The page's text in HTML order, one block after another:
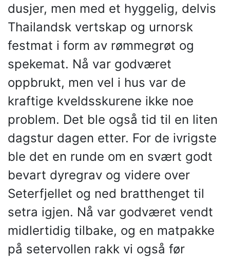
dusjer, men med et hyggelig, delvis
Thailandsk vertskap og urnorsk
festmat i form av rømmegrøt og
spekemat. Nå var godværet
oppbrukt, men vel i hus var de
kraftige kveldsskurene ikke noe
problem. Det ble også tid til en liten
dagstur dagen etter. For de ivrigste
ble det en runde om en svært godt
bevart dyregrav og videre over
Seterfjellet og ned bratthenget til
setra igjen. Nå var godværet vendt
midlertidig tilbake, og en matpakke
på setervollen rakk vi også før